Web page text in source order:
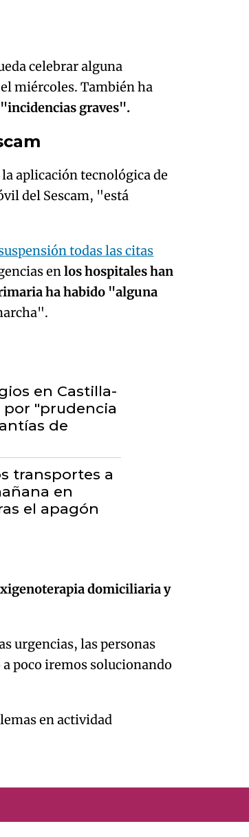
celebrar alguna
miércoles. También ha
graves".
aplicación tecnológica de
del Sescam, "está
todas las citas
enlos hospitales han
ha habido "alguna
en Castilla-
por "prudencia
de
transportes a
en
el apagón
domiciliaria y
urgencias, las personas
poco iremos solucionando
en actividad